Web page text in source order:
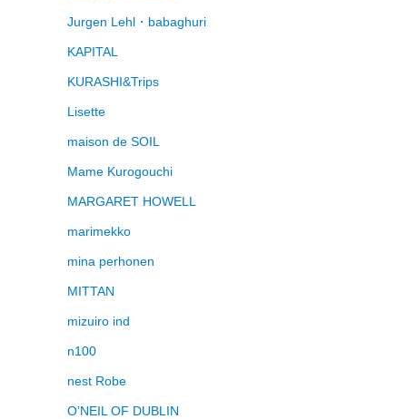
Jurgen Lehl・babaghuri
KAPITAL
KURASHI&Trips
Lisette
maison de SOIL
Mame Kurogouchi
MARGARET HOWELL
marimekko
mina perhonen
MITTAN
mizuiro ind
n100
nest Robe
O’NEIL OF DUBLIN